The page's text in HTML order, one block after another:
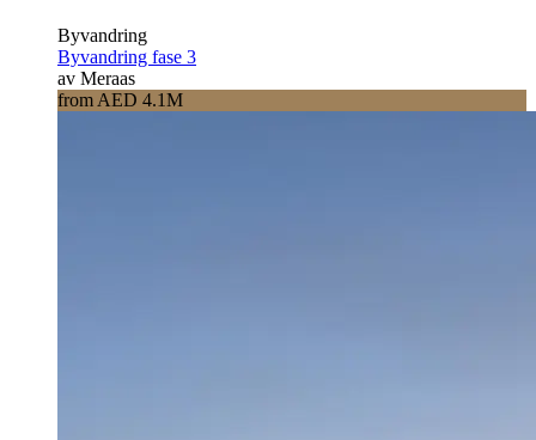
Byvandring
Byvandring fase 3
av Meraas
from AED 4.1M